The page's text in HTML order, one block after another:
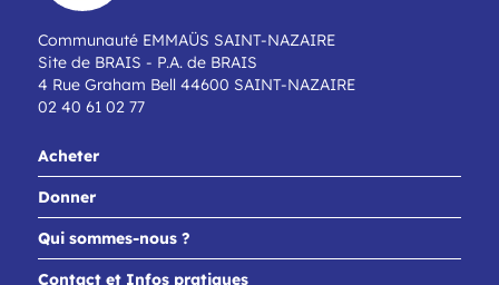
Communauté EMMAÜS SAINT-NAZAIRE
Site de BRAIS - P.A. de BRAIS
4 Rue Graham Bell 44600 SAINT-NAZAIRE
02 40 61 02 77
Acheter
Donner
Qui sommes-nous ?
Contact et Infos pratiques